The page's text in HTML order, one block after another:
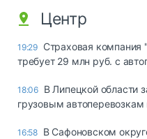
Центр
19:29 Страховая компания
требует 29 млн руб. с
18:06 В Липецкой области
грузовым автоперевозкам
16:58 В Сафоновском